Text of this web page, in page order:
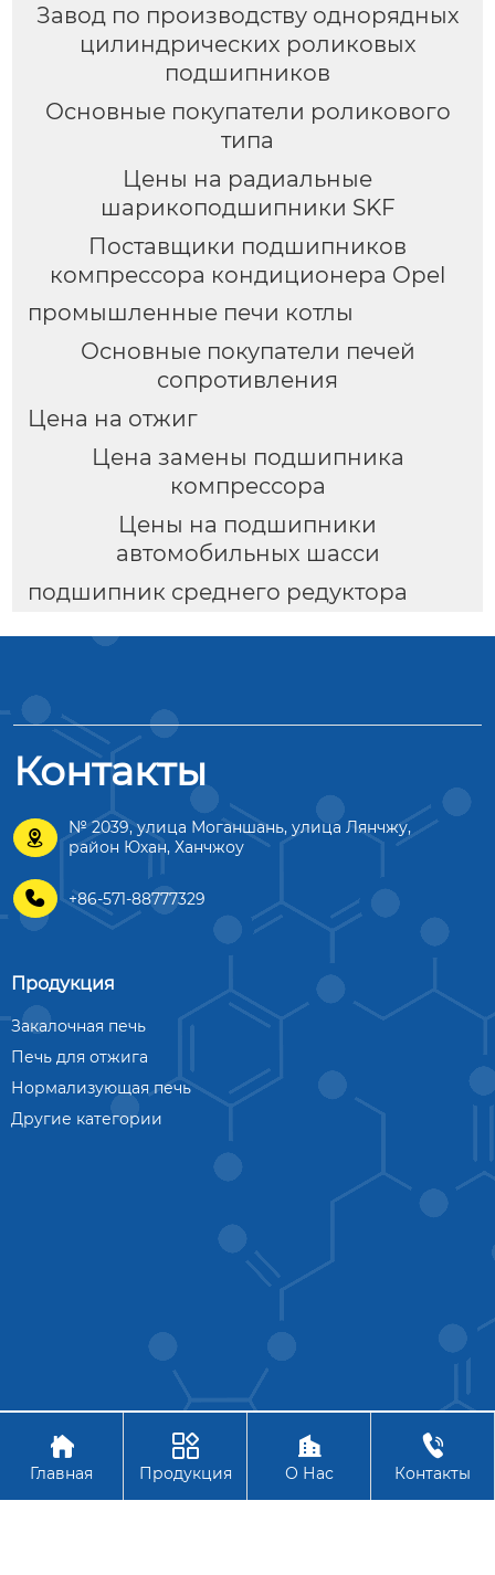
Завод по производству однорядных
цилиндрических роликовых
подшипников
Основные покупатели роликового
типа
Цены на радиальные
шарикоподшипники SKF
Поставщики подшипников
компрессора кондиционера Opel
промышленные печи котлы
Основные покупатели печей
сопротивления
Цена на отжиг
Цена замены подшипника
компрессора
Цены на подшипники
автомобильных шасси
подшипник среднего редуктора
Контакты

№ 2039, улица Моганшань, улица Лянчжу,
район Юхан, Ханчжоу
 +86-571-88777329
Продукция
Закалочная печь
Печь для отжига
Нормализующая печь
Другие категории
Авторское право © АО Ханчжоу Цзиньчжоу Технология

Главная

Продукция

О Нас

Контакты